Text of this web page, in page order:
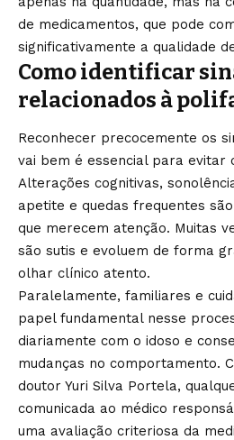
de medicamentos, que pode
significativamente a qualidade
Como identificar
relacionados à
Reconhecer precocemente os
vai bem é essencial para evitar
Alterações cognitivas,
apetite e quedas frequentes
que merecem atenção. Muitas
são sutis e evoluem de forma
olhar clínico atento.
Paralelamente, familiares e
papel fundamental nesse
diariamente com o idoso e
mudanças no comportamento.
doutor Yuri Silva Portela,
comunicada ao médico
uma avaliação criteriosa da